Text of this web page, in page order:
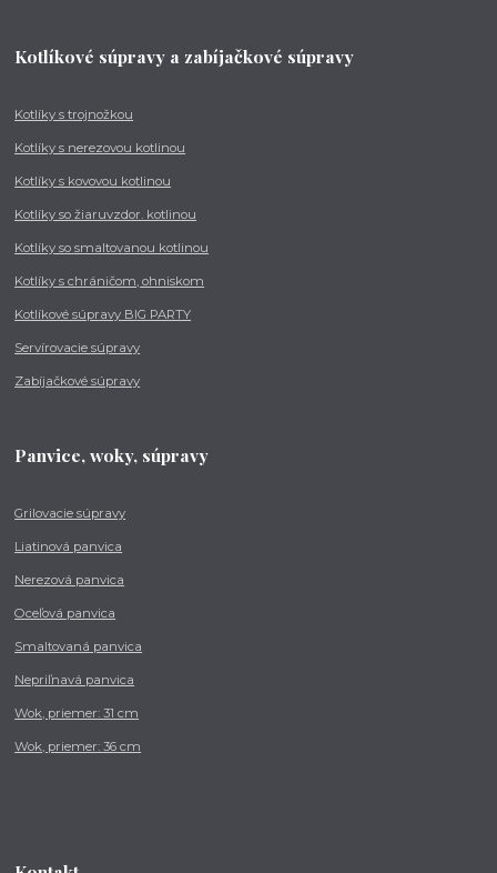
Kotlíkové súpravy a zabíjačkové súpravy
Kotlíky s trojnožkou
Kotlíky s nerezovou kotlinou
Kotlíky s kovovou kotlinou
Kotlíky so žiaruvzdor. kotlinou
Kotlíky so smaltovanou kotlinou
Kotlíky s chráničom, ohniskom
Kotlíkové súpravy BIG PARTY
Servírovacie súpravy
Zabíjačkové súpravy
Panvice, woky, súpravy
Grilovacie súpravy
Liatinová panvica
Nerezová panvica
Oceľová panvica
Smaltovaná panvica
Nepriľnavá panvica
Wok, priemer: 31 cm
Wok, priemer: 36 cm